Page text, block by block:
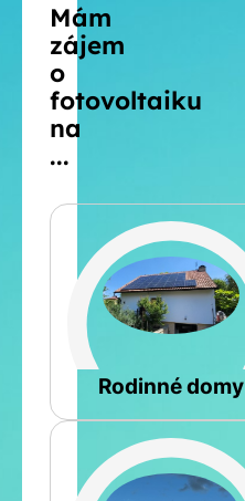
Mám
zájem
o
fotovoltaiku
na
...
Rodinné domy
Šikmá